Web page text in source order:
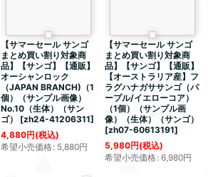
【サマーセール サンゴ
まとめ買い割り対象商
品】【サンゴ】【通販】
オーシャンロック
（JAPAN BRANCH)（1
個）（サンプル画像）
No.10（生体）（サン
ゴ）
[zh24-41206311]
4,880円(税込)
希望小売価格: 5,880円
【サマーセール サンゴ
まとめ買い割り対象商
品】【サンゴ】【通販】
【オーストラリア産】フ
ラグハナガササンゴ（パ
ープル/イエローコア）
（1個）（サンプル画
像）（生体）（サンゴ）
[zh07-60613191]
5,980円(税込)
希望小売価格: 6,980円